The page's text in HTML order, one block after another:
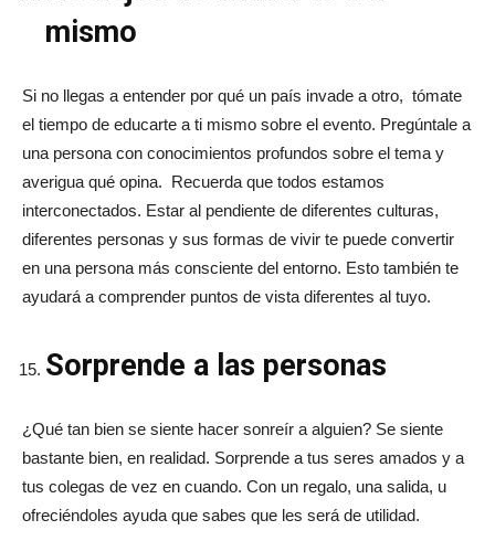
mismo
Si no llegas a entender por qué un país invade a otro, tómate
el tiempo de educarte a ti mismo sobre el evento. Pregúntale a
una persona con conocimientos profundos sobre el tema y
averigua qué opina. Recuerda que todos estamos
interconectados. Estar al pendiente de diferentes culturas,
diferentes personas y sus formas de vivir te puede convertir
en una persona más consciente del entorno. Esto también te
ayudará a comprender puntos de vista diferentes al tuyo.
Sorprende a las personas
¿Qué tan bien se siente hacer sonreír a alguien? Se siente
bastante bien, en realidad. Sorprende a tus seres amados y a
tus colegas de vez en cuando. Con un regalo, una salida, u
ofreciéndoles ayuda que sabes que les será de utilidad.